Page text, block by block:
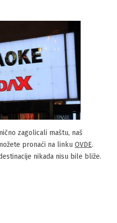
zagolicali maštu, naš
pronaći na linku OVDE.
nikada nisu bile bliže.